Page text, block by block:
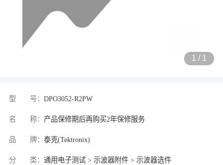
1 / 1
型 号： DPO3052-R2PW
名 称： 产品保修期后再购买2年保修服务
品 牌： 泰克(Tektronix)
分 类： 通用电子测试 > 示波器附件 > 示波器选件